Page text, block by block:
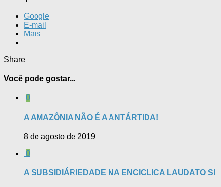
Google
E-mail
Mais
Share
Você pode gostar...
0
A AMAZÔNIA NÃO É A ANTÁRTIDA!
8 de agosto de 2019
0
A SUBSIDIÁRIEDADE NA ENCICLICA LAUDATO SI